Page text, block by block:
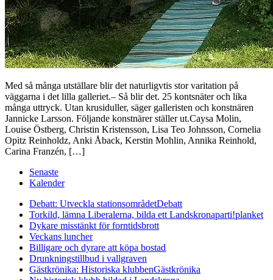
Med så många utställare blir det naturligvtis stor varitation på
väggarna i det lilla galleriet.– Så blir det. 25 kontsnäter och lika
många uttryck. Utan krusiduller, säger galleristen och konstnären
Jannicke Larsson. Följande konstnärer ställer ut.Caysa Molin,
Louise Östberg, Christin Kristensson, Lisa Teo Johnsson, Cornelia
Opitz Reinholdz, Anki Åback, Kerstin Mohlin, Annika Reinhold,
Carina Franzén, […]
Senaste
Kalender
Debatt: Utveckla stationsområdetDebatt
Torkild, lämna Liberalerna, bilda ett Landskronaparti!planket
Dykare misstänkt för forntidsbrott
Veckans luncher
Billigare och dyrare att köpa bostad
Drunkningstillbud i vallgraven
Gästkrönika: Historiska klubbenGästkrönika